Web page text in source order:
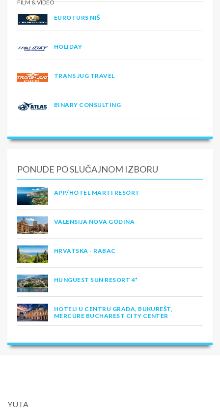
EUROTURS NIŠ
HOLIDAY
TRANS JUG TRAVEL
BINARY CONSULTING
PONUDE PO SLUČAJNOM IZBORU
APP/HOTEL MARTI RESORT
VALENSIJA NOVA GODINA
HRVATSKA - RABAC
HUNGUEST SUN RESORT 4*
HOTELI U CENTRU GRADA, BUKUREŠT,
MERCURE BUCHAREST CITY CENTER
YUTA